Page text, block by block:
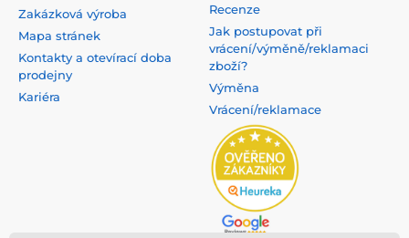
Zakázková výroba
Mapa stránek
Kontakty a otevírací doba
prodejny
Kariéra
Recenze
Jak postupovat při
vrácení/výměně/reklamaci
zboží?
Výměna
Vrácení/reklamace